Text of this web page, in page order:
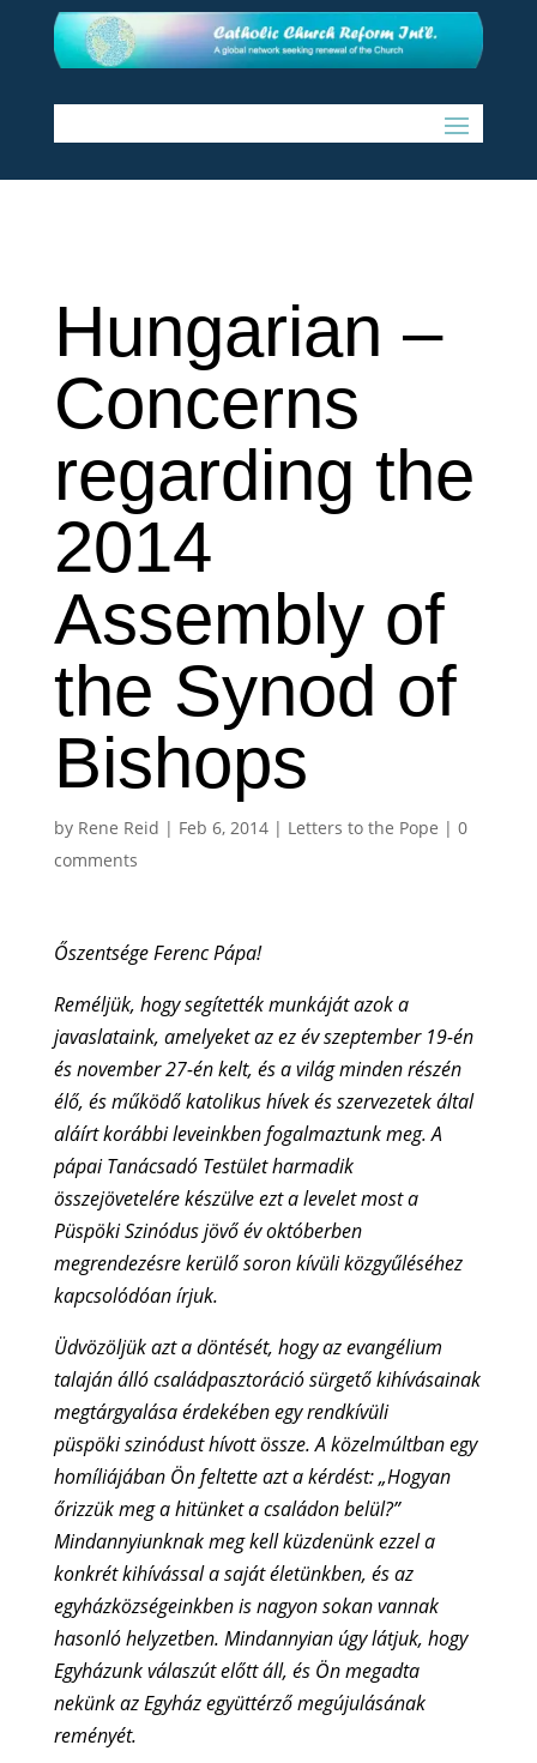
Hungarian –
Concerns
regarding the
2014
Assembly of
the Synod of
Bishops
by Rene Reid | Feb 6, 2014| Letters to the Pope | 0
comments
Őszentsége Ferenc Pápa!
Reméljük, hogy segítették munkáját azok a
javaslataink, amelyeket az ez év szeptember 19-én
és november 27-én kelt, és a világ minden részén
élő, és működő katolikus hívek és szervezetek által
aláírt korábbi leveinkben fogalmaztunk meg. A
pápai Tanácsadó Testület harmadik
összejövetelére készülve ezt a levelet most a
Püspöki Szinódus jövő év októberben
megrendezésre kerülő soron kívüli közgyűléséhez
kapcsolódóan írjuk.
Üdvözöljük azt a döntését, hogy az evangélium
talaján álló családpasztoráció sürgető kihívásainak
megtárgyalása érdekében egy rendkívüli
püspöki szinódust hívott össze. A közelmúltban egy
homíliájában Ön feltette azt a kérdést: „Hogyan
őrizzük meg a hitünket a családon belül?”
Mindannyiunknak meg kell küzdenünk ezzel a
konkrét kihívással a saját életünkben, és az
egyházközségeinkben is nagyon sokan vannak
hasonló helyzetben. Mindannyian úgy látjuk, hogy
Egyházunk válaszút előtt áll, és Ön megadta
nekünk az Egyház együttérző megújulásának
reményét.